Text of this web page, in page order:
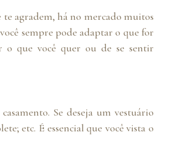
agradem, há no mercado muitos
sempre pode adaptar o que for
o que você quer ou de se sentir
Se deseja um vestuário
etc. É essencial que você vista o